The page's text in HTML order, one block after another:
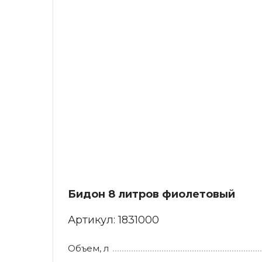
Бидон 8 литров фиолетовый
Артикул:1831000
Объем, л